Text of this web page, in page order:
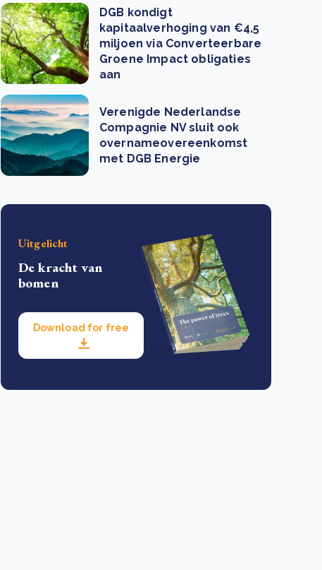
DGB kondigt
kapitaalverhoging van €4,5
miljoen via Converteerbare
Groene Impact obligaties
aan
Verenigde Nederlandse
Compagnie NV sluit ook
overnameovereenkomst
met DGB Energie
Uitgelicht
De kracht van
bomen
Download for free